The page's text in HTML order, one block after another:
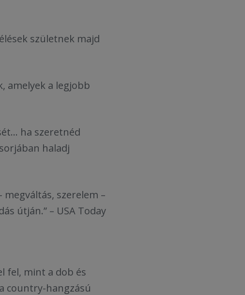
születnek majd
amelyek a legjobb
ha szeretnéd
haladj
szerelem –
útján.” – USA Today
fel, mint a dob és
country-hangzású